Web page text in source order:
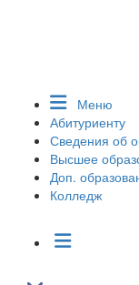
Меню
Абитуриенту
Сведения об
Высшее
Доп.
Колледж